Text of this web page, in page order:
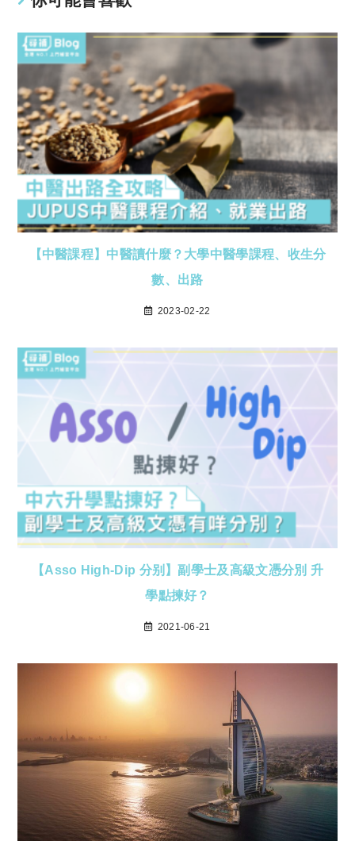
【中醫課程】中醫讀什麼？大學中醫學課程、收生分
數、出路
2023-02-22
【Asso High-Dip 分别】副學士及高級文憑分別 升
學點揀好？
2021-06-21